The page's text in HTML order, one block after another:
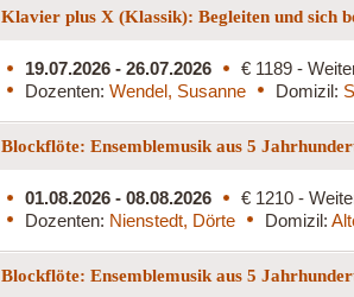
Klavier plus X (Klassik): Begleiten und sich
19.07.2026 - 26.07.2026
€ 1189 -
Dozenten: Wendel, Susanne Domizil:
Blockflöte: Ensemblemusik aus 5
01.08.2026 - 08.08.2026
€ 1210 -
Dozenten: Nienstedt, Dörte Domizil:
Blockflöte: Ensemblemusik aus 5